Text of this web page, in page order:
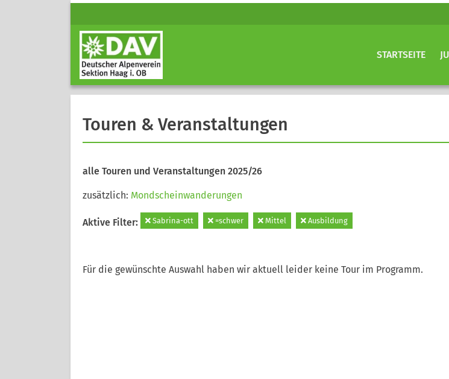
STARTSEITE
Touren & Veranstaltungen
alle Touren und Veranstaltungen 2025/26
zusätzlich: Mondscheinwanderungen
Aktive Filter: Sabrina-ott =schwer Mittel Ausbildung
Für die gewünschte Auswahl haben wir aktuell leider keine Tour im Programm.